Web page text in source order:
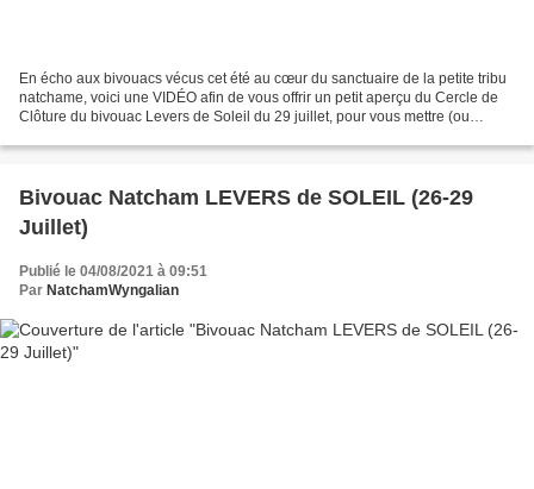
En écho aux bivouacs vécus cet été au cœur du sanctuaire de la petite tribu
natchame, voici une VIDÉO afin de vous offrir un petit aperçu du Cercle de
Clôture du bivouac Levers de Soleil du 29 juillet, pour vous mettre (ou
Bivouac Natcham LEVERS de SOLEIL (26-29
Juillet)
Publié le 04/08/2021 à 09:51
Par NatchamWyngalian